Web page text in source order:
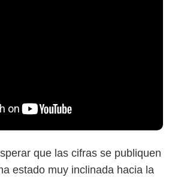
que las cifras se publiquen
estado muy inclinada hacia la